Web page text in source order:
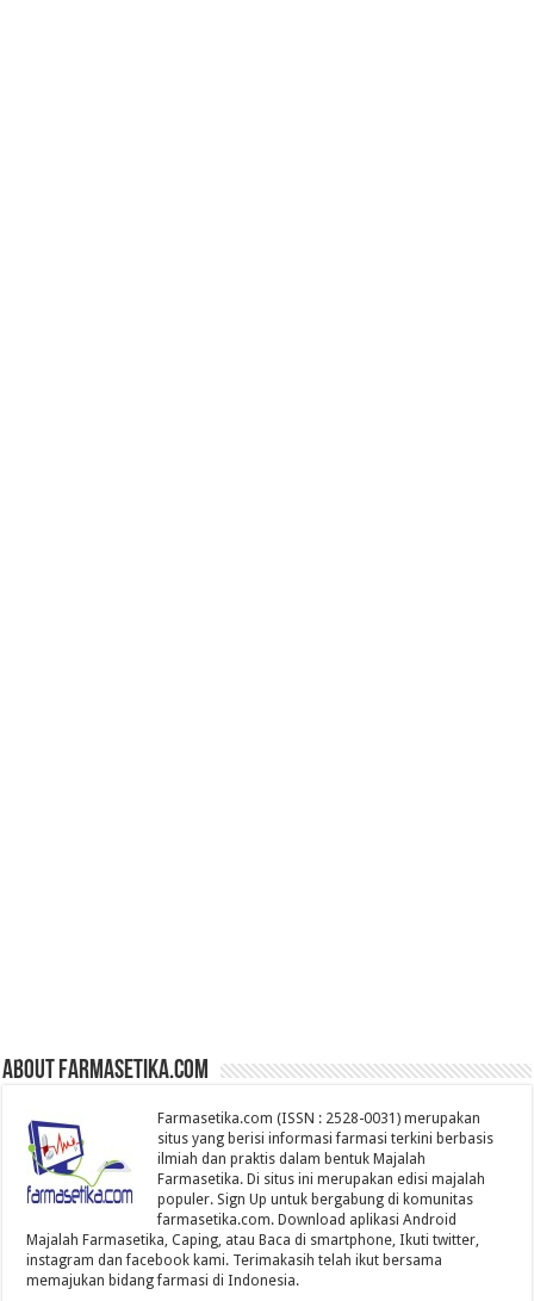
About farmasetika.com
Farmasetika.com (ISSN : 2528-0031) merupakan
situs yang berisi informasi farmasi terkini berbasis
ilmiah dan praktis dalam bentuk Majalah
Farmasetika. Di situs ini merupakan edisi majalah
populer. Sign Up untuk bergabung di komunitas
farmasetika.com. Download aplikasi Android
Majalah Farmasetika, Caping, atau Baca di smartphone, Ikuti twitter,
instagram dan facebook kami. Terimakasih telah ikut bersama
memajukan bidang farmasi di Indonesia.